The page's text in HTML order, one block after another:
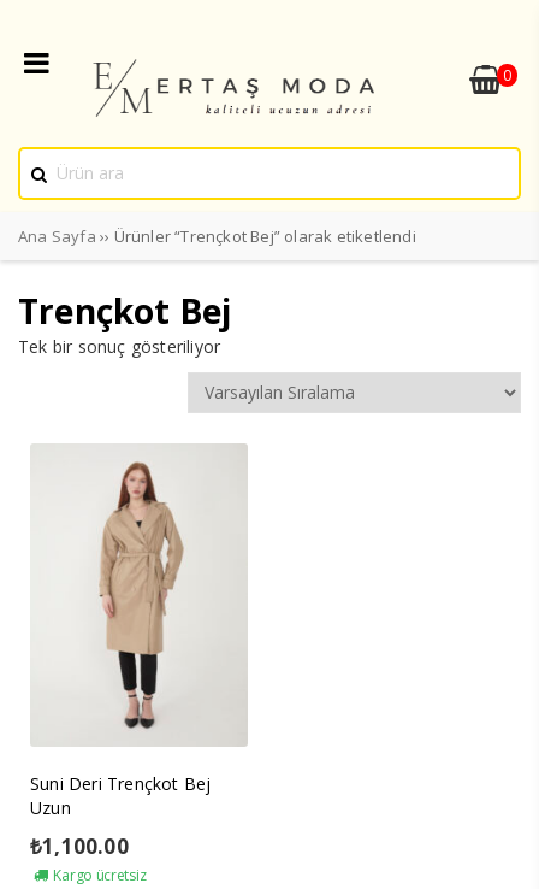
0
Ana Sayfa ›› Ürünler “Trençkot Bej” olarak etiketlendi
Trençkot Bej
Tek bir sonuç gösteriliyor
Suni Deri Trençkot Bej
Uzun
₺1,100.00
Kargo ücretsiz